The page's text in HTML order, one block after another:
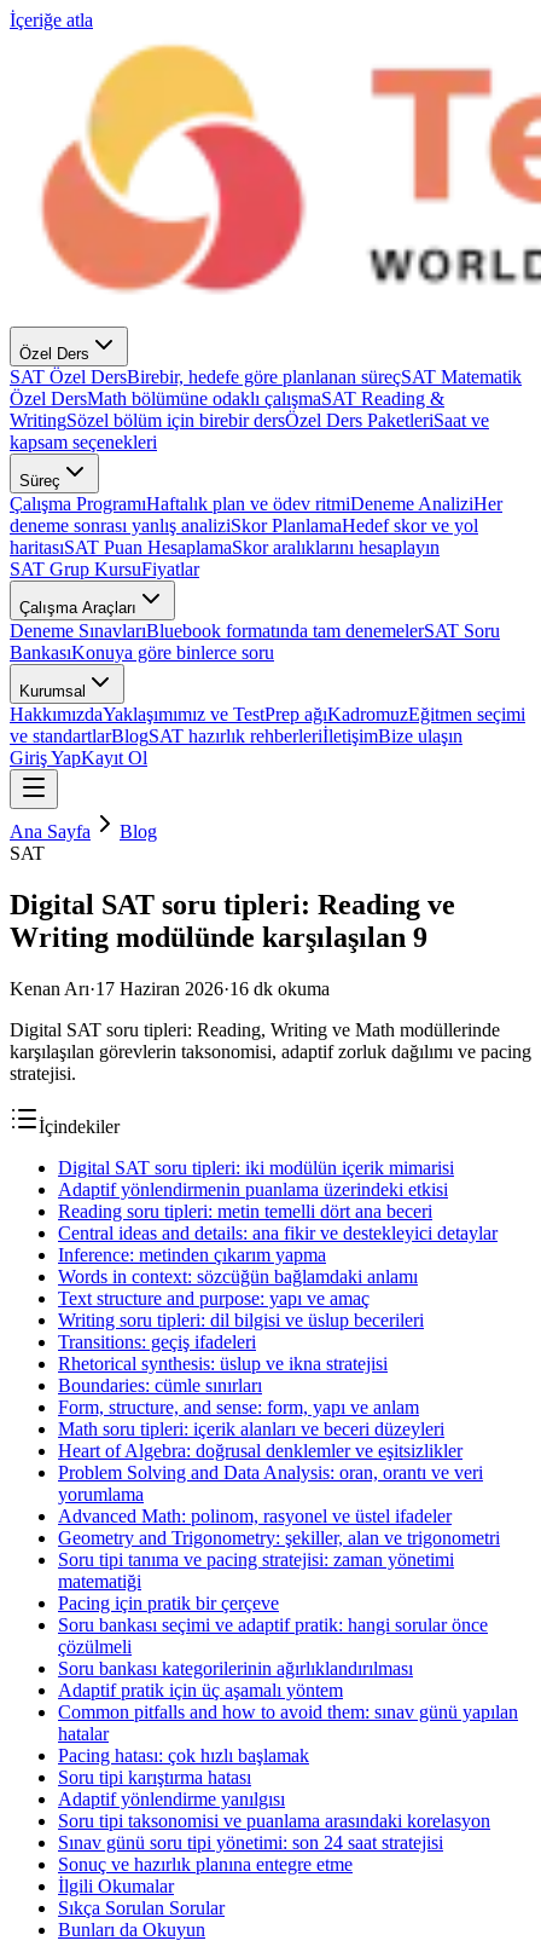
İçeriğe atla
Özel Ders
SAT Özel DersBirebir, hedefe göre planlanan süreçSAT Matematik
Özel DersMath bölümüne odaklı çalışmaSAT Reading &
WritingSözel bölüm için birebir dersÖzel Ders PaketleriSaat ve
kapsam seçenekleri
Süreç
Çalışma ProgramıHaftalık plan ve ödev ritmiDeneme AnaliziHer
deneme sonrası yanlış analiziSkor PlanlamaHedef skor ve yol
haritasıSAT Puan HesaplamaSkor aralıklarını hesaplayın
SAT Grup KursuFiyatlar
Çalışma Araçları
Deneme SınavlarıBluebook formatında tam denemelerSAT Soru
BankasıKonuya göre binlerce soru
Kurumsal
HakkımızdaYaklaşımımız ve TestPrep ağıKadromuzEğitmen seçimi
ve standartlarBlogSAT hazırlık rehberleriİletişimBize ulaşın
Giriş YapKayıt Ol
Ana Sayfa
Blog
SAT
Digital SAT soru tipleri: Reading ve
Writing modülünde karşılaşılan 9
Kenan Arı·17 Haziran 2026·16 dk okuma
Digital SAT soru tipleri: Reading, Writing ve Math modüllerinde
karşılaşılan görevlerin taksonomisi, adaptif zorluk dağılımı ve pacing
stratejisi.
İçindekiler
Digital SAT soru tipleri: iki modülün içerik mimarisi
Adaptif yönlendirmenin puanlama üzerindeki etkisi
Reading soru tipleri: metin temelli dört ana beceri
Central ideas and details: ana fikir ve destekleyici detaylar
Inference: metinden çıkarım yapma
Words in context: sözcüğün bağlamdaki anlamı
Text structure and purpose: yapı ve amaç
Writing soru tipleri: dil bilgisi ve üslup becerileri
Transitions: geçiş ifadeleri
Rhetorical synthesis: üslup ve ikna stratejisi
Boundaries: cümle sınırları
Form, structure, and sense: form, yapı ve anlam
Math soru tipleri: içerik alanları ve beceri düzeyleri
Heart of Algebra: doğrusal denklemler ve eşitsizlikler
Problem Solving and Data Analysis: oran, orantı ve veri
yorumlama
Advanced Math: polinom, rasyonel ve üstel ifadeler
Geometry and Trigonometry: şekiller, alan ve trigonometri
Soru tipi tanıma ve pacing stratejisi: zaman yönetimi
matematiği
Pacing için pratik bir çerçeve
Soru bankası seçimi ve adaptif pratik: hangi sorular önce
çözülmeli
Soru bankası kategorilerinin ağırlıklandırılması
Adaptif pratik için üç aşamalı yöntem
Common pitfalls and how to avoid them: sınav günü yapılan
hatalar
Pacing hatası: çok hızlı başlamak
Soru tipi karıştırma hatası
Adaptif yönlendirme yanılgısı
Soru tipi taksonomisi ve puanlama arasındaki korelasyon
Sınav günü soru tipi yönetimi: son 24 saat stratejisi
Sonuç ve hazırlık planına entegre etme
İlgili Okumalar
Sıkça Sorulan Sorular
Bunları da Okuyun